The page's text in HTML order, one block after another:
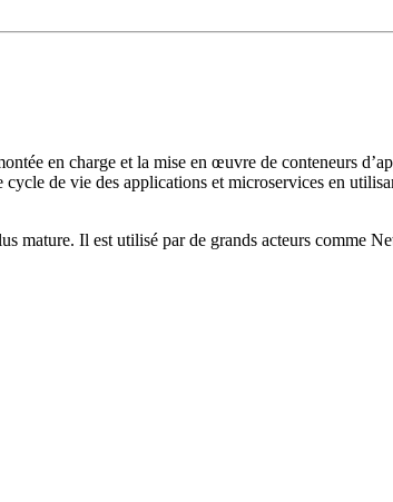
en charge et la mise en œuvre de conteneurs
de vie des applications et microservices en
mature. Il est utilisé par de grands acteurs comme